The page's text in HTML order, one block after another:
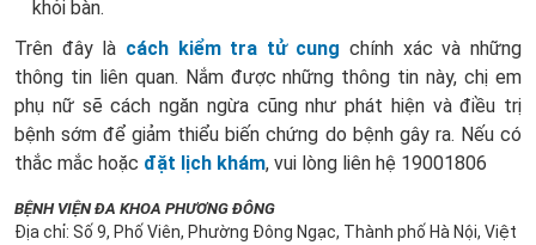
khỏi bàn.
Trên đây là cách kiểm tra tử cung chính xác và những
thông tin liên quan. Nắm được những thông tin này, chị em
phụ nữ sẽ cách ngăn ngừa cũng như phát hiện và điều trị
bệnh sớm để giảm thiểu biến chứng do bệnh gây ra. Nếu có
thắc mắc hoặc đặt lịch khám, vui lòng liên hệ 19001806
BỆNH VIỆN ĐA KHOA PHƯƠNG ĐÔNG
Địa chỉ: Số 9, Phố Viên, Phường Đông Ngạc, Thành phố Hà Nội, Việt